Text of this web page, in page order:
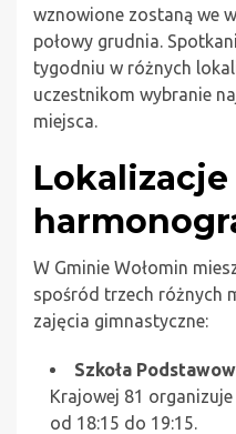
wznowione zostaną we
połowy grudnia.
tygodniu w różnych
uczestnikom wybranie
miejsca.
Lokalizacje
W Gminie Wołomin
spośród trzech różnych
zajęcia gimnastyczne:
Szkoła
Krajowej 81
od 18:15 do 19:15.